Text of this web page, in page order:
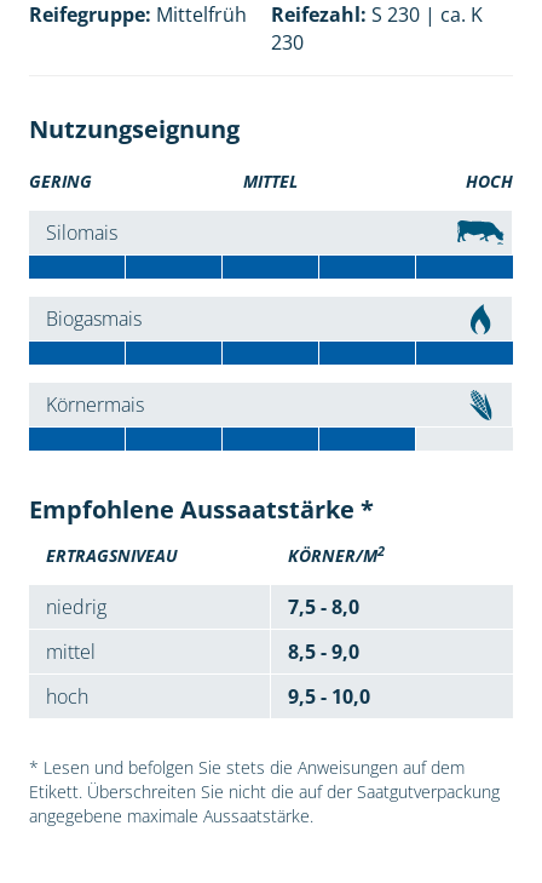
Reifegruppe: Mittelfrüh Reifezahl: S 230 | ca. K
230
Nutzungseignung
GERING MITTEL HOCH
Silomais
Biogasmais
Körnermais
Empfohlene Aussaatstärke *
ERTRAGSNIVEAU KÖRNER/M2
niedrig
7,5 - 8,0
mittel
8,5 - 9,0
hoch
9,5 - 10,0
* Lesen und befolgen Sie stets die Anweisungen auf dem
Etikett. Überschreiten Sie nicht die auf der Saatgutverpackung
angegebene maximale Aussaatstärke.